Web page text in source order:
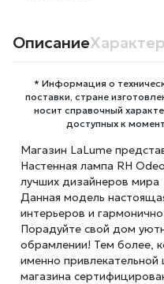
Описание
* Информация о
поставки, стране
носит справочный
доступных к
Магазин LaLume
Настенная лампа RH
лучших дизайнеров мира
Данная модель
интерьеров и
Порадуйте свой дом
обрамлении! Тем более,
именно
магазина